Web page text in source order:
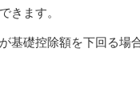
きます。
基礎控除額を下回る場